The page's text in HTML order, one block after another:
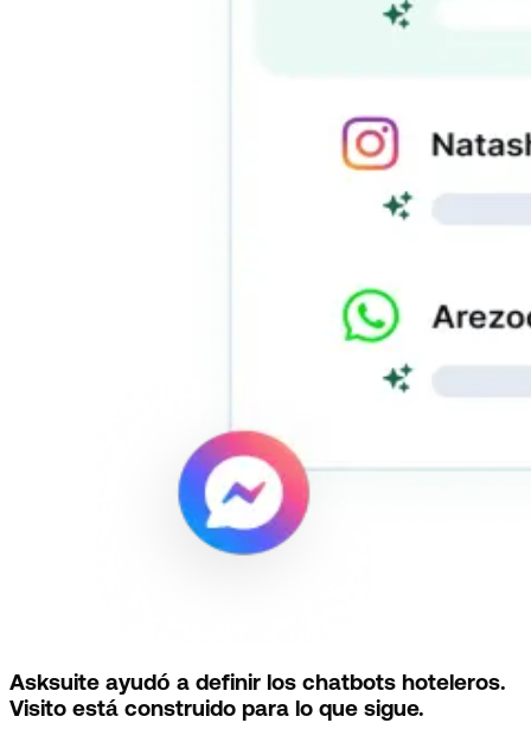
Asksuite ayudó a definir los chatbots hoteleros.
Visito está construido para lo que sigue.